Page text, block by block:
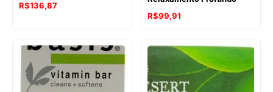
O
era:
R$171,57.
R$136,87O
é:
R$136,87.
O
original
R$112,67.
R$99,91
atual
R$99,91.